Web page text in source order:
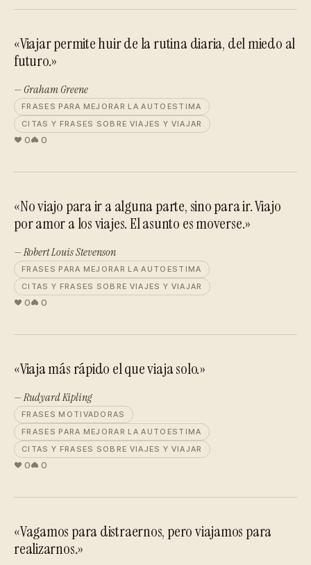
«Viajar permite huir de la rutina diaria, del miedo al
futuro.»
— Graham Greene
FRASES PARA MEJORAR LA AUTOESTIMA
CITAS Y FRASES SOBRE VIAJES Y VIAJAR
0 0
«No viajo para ir a alguna parte, sino para ir. Viajo
por amor a los viajes. El asunto es moverse.»
— Robert Louis Stevenson
FRASES PARA MEJORAR LA AUTOESTIMA
CITAS Y FRASES SOBRE VIAJES Y VIAJAR
0 0
«Viaja más rápido el que viaja solo.»
— Rudyard Kipling
FRASES MOTIVADORAS
FRASES PARA MEJORAR LA AUTOESTIMA
CITAS Y FRASES SOBRE VIAJES Y VIAJAR
0 0
«Vagamos para distraernos, pero viajamos para
realizarnos.»